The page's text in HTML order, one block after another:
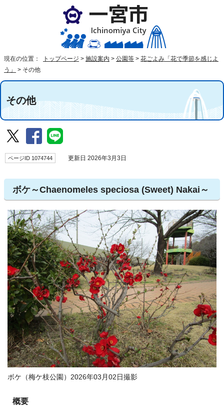
現在の位置： トップページ > 施設案内 > 公園等 > 花ごよみ「花で季節を感じよ
う」
> その他
その他
ページID 1074744 更新日 2026年3月3日
ボケ～Chaenomeles speciosa (Sweet) Nakai～
ボケ（梅ケ枝公園）2026年03月02日撮影
概要